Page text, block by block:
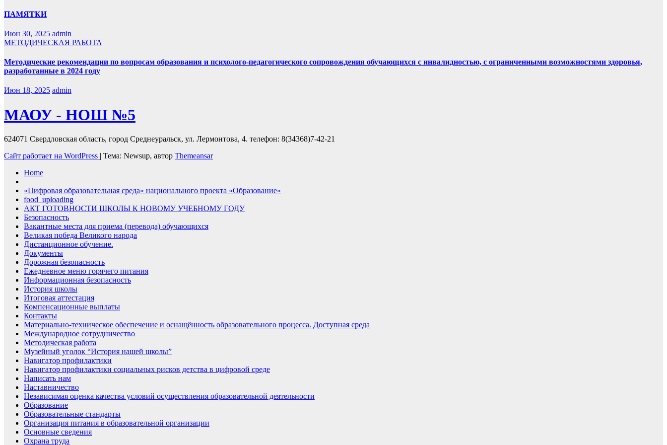
ПАМЯТКИ
Июн 30, 2025 admin
МЕТОДИЧЕСКАЯ РАБОТА
Методические рекомендации по вопросам образования и психолого-педагогического сопровождения обучающихся с инвалидностью, с ограниченными возможностями здоровья,
разработанные в 2024 году
Июн 18, 2025 admin
МАОУ - НОШ №5
624071 Свердловская область, город Среднеуральск, ул. Лермонтова, 4. телефон: 8(34368)7-42-21
Сайт работает на WordPress | Тема: Newsup, автор Themeansar
Home
«Цифровая образовательная среда» национального проекта «Образование»
food_uploading
АКТ ГОТОВНОСТИ ШКОЛЫ К НОВОМУ УЧЕБНОМУ ГОДУ
Безопасность
Вакантные места для приема (перевода) обучающихся
Великая победа Великого народа
Дистанционное обучение.
Документы
Дорожная безопасность
Ежедневное меню горячего питания
Информационная безопасность
История школы
Итоговая аттестация
Компенсационные выплаты
Контакты
Материально-техническое обеспечение и оснащённость образовательного процесса. Доступная среда
Международное сотрудничество
Методическая работа
Музейный уголок “История нашей школы”
Навигатор профилактики
Навигатор профилактики социальных рисков детства в цифровой среде
Написать нам
Наставничество
Независимая оценка качества условий осуществления образовательной деятельности
Образование
Образовательные стандарты
Организация питания в образовательной организации
Основные сведения
Охрана труда